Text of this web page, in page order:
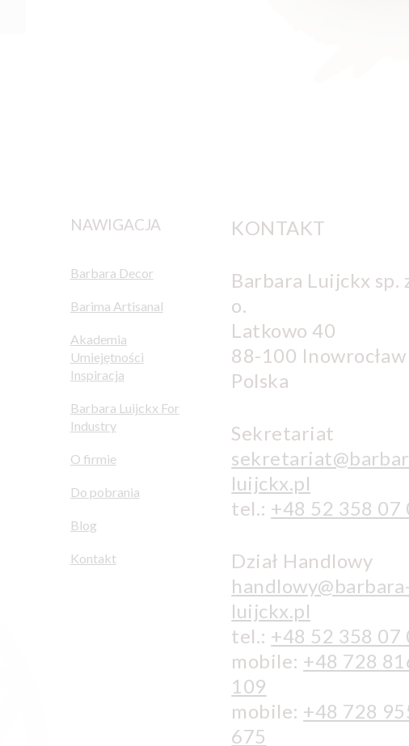
NAWIGACJA
Barbara Decor
Barima Artisanal
Akademia
Umiejętności
Inspiracja
Barbara Luijckx For
Industry
O firmie
Do pobrania
Blog
Kontakt
KONTAKT
Barbara Luijckx sp.
o.
Latkowo 40
88-100 Inowrocław
Polska
Sekretariat
luijckx.pl
tel.: +48 52 358 07
Dział Handlowy
luijckx.pl
tel.: +48 52 358 07
mobile: +48 728
109
mobile: +48 728
675